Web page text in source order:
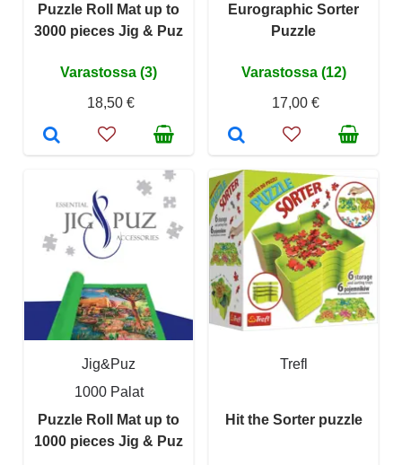
Puzzle Roll Mat up to
3000 pieces Jig & Puz
Varastossa (3)
18,50 €
Eurographic Sorter
Puzzle
Varastossa (12)
17,00 €
Jig&Puz
1000 Palat
Puzzle Roll Mat up to
1000 pieces Jig & Puz
Trefl
Hit the Sorter puzzle